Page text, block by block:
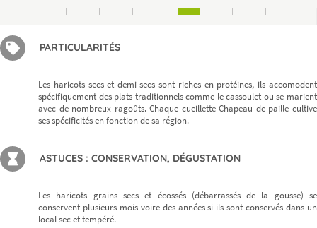
PARTICULARITÉS
Les haricots secs et demi-secs sont riches en protéines, ils accomodent
spécifiquement des plats traditionnels comme le cassoulet ou se marient
avec de nombreux ragoûts. Chaque cueillette Chapeau de paille cultive
ses spécificités en fonction de sa région.
ASTUCES : CONSERVATION, DÉGUSTATION
Les haricots grains secs et écossés (débarrassés de la gousse) se
conservent plusieurs mois voire des années si ils sont conservés dans un
local sec et tempéré.